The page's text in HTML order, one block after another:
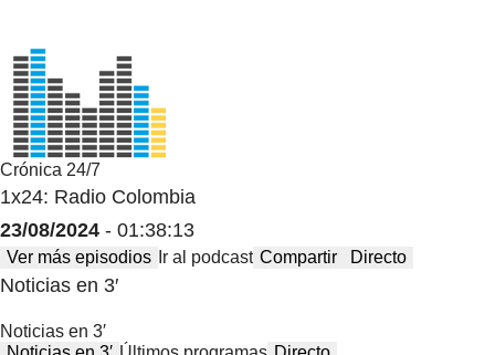
Crónica 24/7
1x24: Radio Colombia
23/08/2024 - 01:38:13
Ver más episodios Ir al podcast Compartir Directo
Noticias en 3′
Noticias en 3′